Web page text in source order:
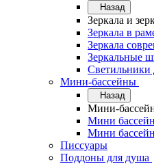
Назад
Зеркала и
Зеркала в
Зеркала
Зеркальные
Светильники
Мини-бассейны
Назад
Мини-
Мини
Мини
Писсуары
Поддоны для душа